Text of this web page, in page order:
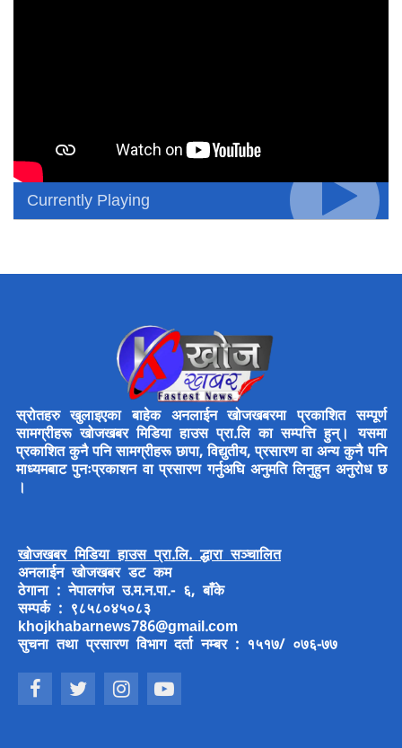
Currently Playing
स्रोतहरु खुलाइएका बाहेक अनलाईन खोजखबरमा प्रकाशित सम्पूर्ण
सामग्रीहरू खोजखबर मिडिया हाउस प्रा.लि का सम्पत्ति हुन्। यसमा
प्रकाशित कुनै पनि सामग्रीहरू छापा, विद्युतीय, प्रसारण वा अन्य कुनै पनि
माध्यमबाट पुनःप्रकाशन वा प्रसारण गर्नुअघि अनुमति लिनुहुन अनुरोध छ
।
खोजखबर मिडिया हाउस प्रा.लि. द्धारा सञ्चालित
अनलाईन खोजखबर डट कम
ठेगाना : नेपालगंज उ.म.न.पा.- ६, बाँके
सम्पर्क : ९८५८०४५०८३
khojkhabarnews786@gmail.com
सुचना तथा प्रसारण विभाग दर्ता नम्बर : १५१७/ ०७६-७७